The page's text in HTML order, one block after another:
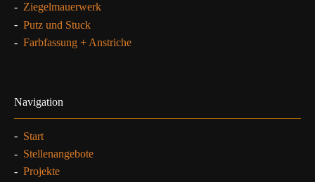
- Ziegelmauerwerk
- Putz und Stuck
- Farbfassung + Anstriche
Navigation
- Start
- Stellenangebote
- Projekte